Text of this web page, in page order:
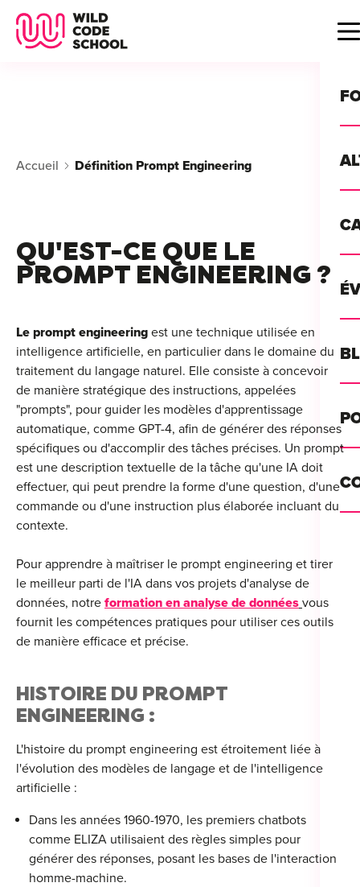
?
Accueil Définition Prompt Engineering
QU'EST-CE QUE LE
PROMPT ENGINEERING ?
Le prompt engineering est une technique utilisée en
intelligence artificielle, en particulier dans le domaine du
traitement du langage naturel. Elle consiste à concevoir
de manière stratégique des instructions, appelées
"prompts", pour guider les modèles d'apprentissage
automatique, comme GPT-4, afin de générer des réponses
spécifiques ou d'accomplir des tâches précises. Un prompt
est une description textuelle de la tâche qu'une IA doit
effectuer, qui peut prendre la forme d'une question, d'une
commande ou d'une instruction plus élaborée incluant du
contexte.
Pour apprendre à maîtriser le prompt engineering et tirer
le meilleur parti de l'IA dans vos projets d'analyse de
données, notre formation en analyse de données vous
fournit les compétences pratiques pour utiliser ces outils
de manière efficace et précise.
HISTOIRE DU PROMPT
ENGINEERING :
L'histoire du prompt engineering est étroitement liée à
l'évolution des modèles de langage et de l'intelligence
artificielle :
Dans les années 1960-1970, les premiers chatbots
comme ELIZA utilisaient des règles simples pour
générer des réponses, posant les bases de l'interaction
homme-machine.